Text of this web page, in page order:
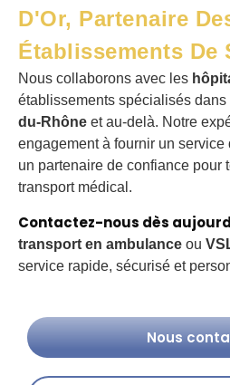
D'Or, Partenaire
Établissements De
Nous collaborons avec les
établissements spécialisés
du-Rhône et au-delà. Notre
engagement à fournir un
un partenaire de confiance pour
transport médical.
Contactez-nous dès
transport en ambulance ou
service rapide, sécurisé et
Nous